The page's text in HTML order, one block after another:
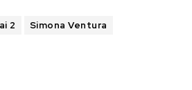
2 Simona Ventura